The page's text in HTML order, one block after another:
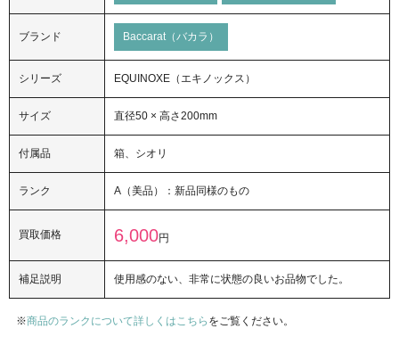
ブランド Baccarat（バカラ）
シリーズ EQUINOXE（エキノックス）
サイズ 直径50 × 高さ200mm
付属品 箱、シオリ
ランク A（美品）：新品同様のもの
買取価格 6,000円
補足説明 使用感のない、非常に状態の良いお品物でした。
商品のランクについて詳しくはこちら をご覧ください。